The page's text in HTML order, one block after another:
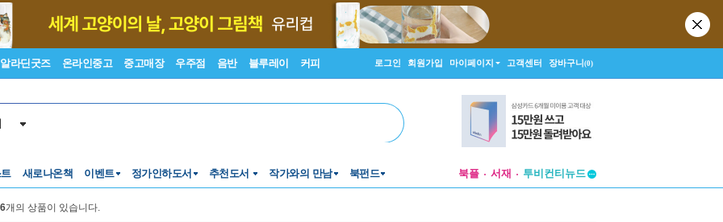
알라딘굿즈 온라인중고 중고매장 우주점 음반 블루레이 커피 로그인 회원가입 마이페이지 고객센터 장바구니(0)
새로나온책 이벤트 정가인하도서 추천도서 작가와의 만남 북펀드 북플 서재
투비컨티뉴드
개의 상품이 있습니다.